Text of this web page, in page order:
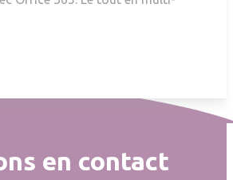
en contact